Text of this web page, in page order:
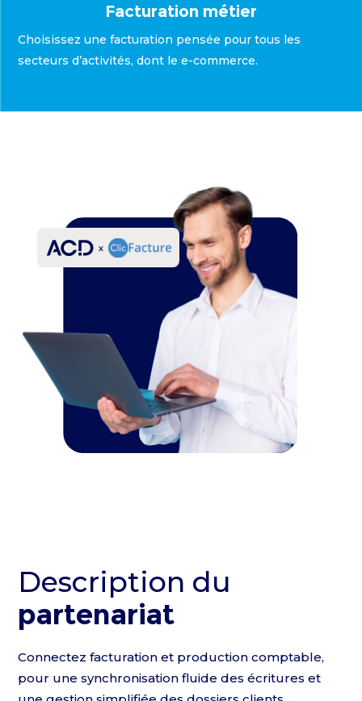
Facturation métier
Choisissez une facturation pensée pour tous les
secteurs d’activités, dont le e-commerce.
Description du
partenariat
Connectez facturation et production comptable,
pour une synchronisation fluide des écritures et